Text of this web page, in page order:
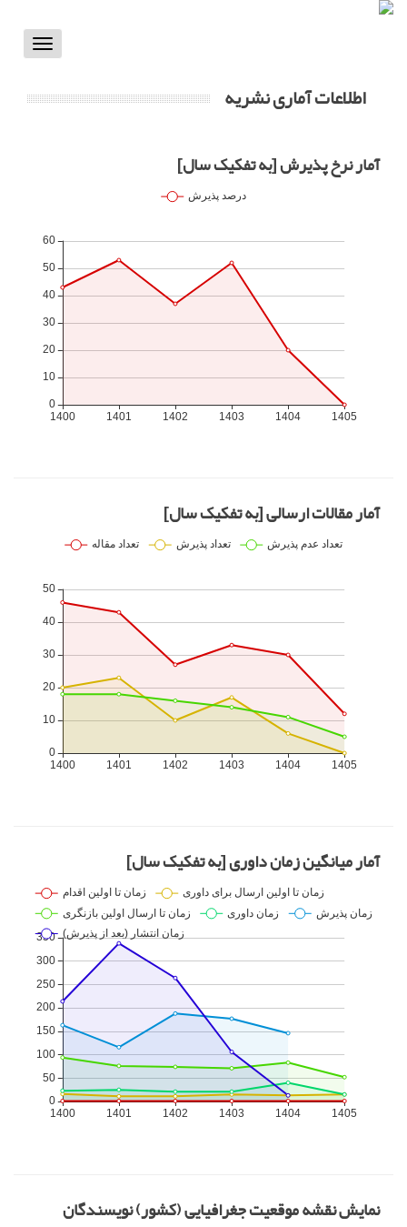
Toggle
اطلاعات آماری نشریه
آمار نرخ پذیرش [به تفکیک سال]
آمار مقالات ارسالی [به تفکیک سال]
آمار میانگین زمان داوری [به تفکیک سال]
نمایش نقشه موقعیت جغرافیایی (کشور) نویسندگان